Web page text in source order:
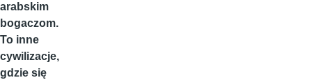
arabskim
bogaczom.
To inne
cywilizacje,
gdzie się